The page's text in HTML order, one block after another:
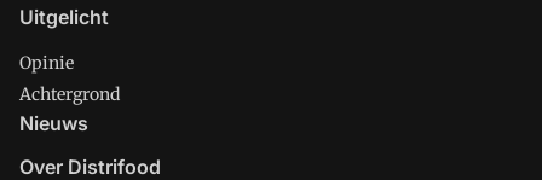
Uitgelicht
Opinie
Achtergrond
Nieuws
Over Distrifood